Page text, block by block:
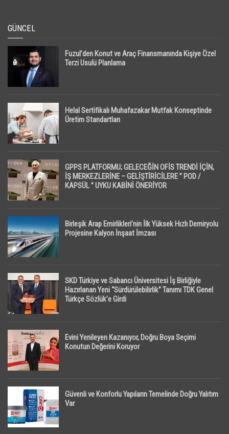
GÜNCEL
Fuzul’den Konut ve Araç Finansmanında Kişiye Özel
Terzi Usulü Planlama
Helal Sertifikalı Muhafazakar Mutfak Konseptinde
Üretim Standartları
GPPS PLATFORMU; GELECEĞİN OFİS TRENDİ İÇİN,
İŞ MERKEZLERİNE – GELİŞTİRİCİLERE ” POD /
KAPSÜL ” UYKU KABİNİ ÖNERİYOR
Birleşik Arap Emirlikleri’nin İlk Yüksek Hızlı Demiryolu
Projesine Kalyon İnşaat İmzası
SKD Türkiye ve Sabancı Üniversitesi İş Birliğiyle
Hazırlanan Yeni “Sürdürülebilirlik” Tanımı TDK Genel
Türkçe Sözlük’e Girdi
Evini Yenileyen Kazanıyor, Doğru Boya Seçimi
Konutun Değerini Koruyor
Güvenli ve Konforlu Yapıların Temelinde Doğru Yalıtım
Var